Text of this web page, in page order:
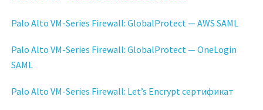
Palo Alto VM-Series Firewall: GlobalProtect — AWS SAML
Palo Alto VM-Series Firewall: GlobalProtect — OneLogin
SAML
Palo Alto VM-Series Firewall: Let’s Encrypt сертификат